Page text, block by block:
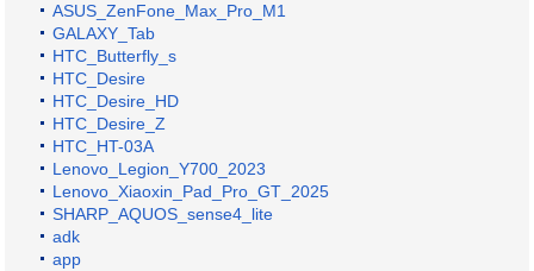
ASUS_ZenFone_Max_Pro_M1
GALAXY_Tab
HTC_Butterfly_s
HTC_Desire
HTC_Desire_HD
HTC_Desire_Z
HTC_HT-03A
Lenovo_Legion_Y700_2023
Lenovo_Xiaoxin_Pad_Pro_GT_2025
SHARP_AQUOS_sense4_lite
adk
app